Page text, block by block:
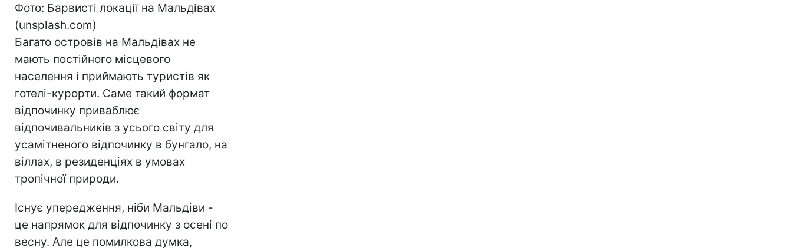
Фото: Барвисті локації на Мальдівах
(unsplash.com)
Багато островів на Мальдівах не
мають постійного місцевого
населення і приймають туристів як
готелі-курорти. Саме такий формат
відпочинку приваблює
відпочивальників з усього світу для
усамітненого відпочинку в бунгало, на
віллах, в резиденціях в умовах
тропічної природи.
Існує упередження, ніби Мальдіви -
це напрямок для відпочинку з осені по
весну. Але це помилкова думка,